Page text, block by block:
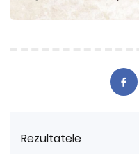
Rezultatele